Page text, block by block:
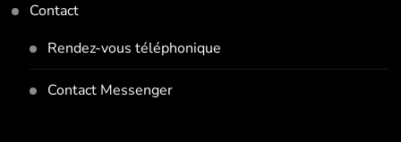
Contact
Rendez-vous téléphonique
Contact Messenger